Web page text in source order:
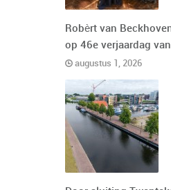
Robèrt van
op 46e verjaardag
augustus 1, 2026